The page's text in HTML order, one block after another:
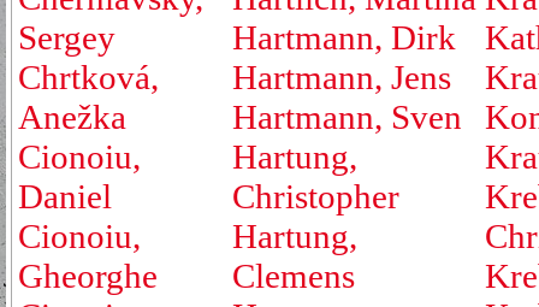
Sergey
Chrtková,
Anežka
Cionoiu,
Daniel
Cionoiu,
Gheorghe
Hartmann, Dirk
Hartmann, Jens
Hartmann, Sven
Hartung,
Christopher
Hartung,
Clemens